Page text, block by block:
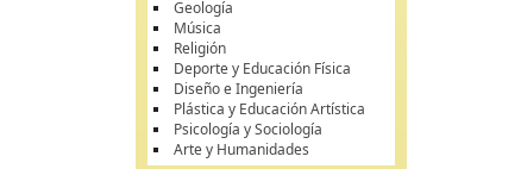
Geología
Música
Religión
Deporte y Educación Física
Diseño e Ingeniería
Plástica y Educación Artística
Psicología y Sociología
Arte y Humanidades